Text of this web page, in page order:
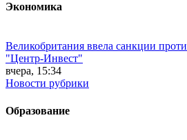
Экономика
Великобритания ввела санкции
"Центр-Инвест"
вчера, 15:34
Новости рубрики
Образование